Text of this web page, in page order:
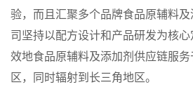
验，而且汇聚多个品牌食品原辅料
司坚持以配方设计和产品研发为核
效地食品原辅料及添加剂供应链服
区，同时辐射到长三角地区。